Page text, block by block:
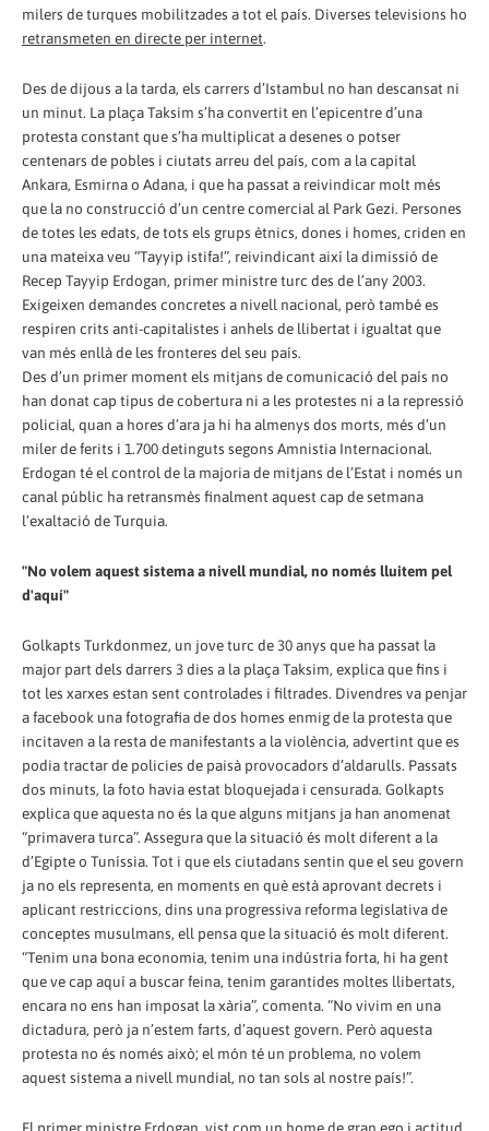
milers de turques mobilitzades a tot el país. Diverses televisions ho
retransmeten en directe per internet.
Des de dijous a la tarda, els carrers d’Istambul no han descansat ni
un minut. La plaça Taksim s’ha convertit en l’epicentre d’una
protesta constant que s’ha multiplicat a desenes o potser
centenars de pobles i ciutats arreu del país, com a la capital
Ankara, Esmirna o Adana, i que ha passat a reivindicar molt més
que la no construcció d’un centre comercial al Park Gezi. Persones
de totes les edats, de tots els grups ètnics, dones i homes, criden en
una mateixa veu “Tayyip istifa!”, reivindicant així la dimissió de
Recep Tayyip Erdogan, primer ministre turc des de l’any 2003.
Exigeixen demandes concretes a nivell nacional, però també es
respiren crits anti-capitalistes i anhels de llibertat i igualtat que
van més enllà de les fronteres del seu país.
Des d’un primer moment els mitjans de comunicació del país no
han donat cap tipus de cobertura ni a les protestes ni a la repressió
policial, quan a hores d’ara ja hi ha almenys dos morts, més d’un
miler de ferits i 1.700 detinguts segons Amnistia Internacional.
Erdogan té el control de la majoria de mitjans de l’Estat i només un
canal públic ha retransmès finalment aquest cap de setmana
l’exaltació de Turquia.
"No volem aquest sistema a nivell mundial, no només lluitem pel
d'aquí"
Golkapts Turkdonmez, un jove turc de 30 anys que ha passat la
major part dels darrers 3 dies a la plaça Taksim, explica que fins i
tot les xarxes estan sent controlades i filtrades. Divendres va penjar
a facebook una fotografia de dos homes enmig de la protesta que
incitaven a la resta de manifestants a la violència, advertint que es
podia tractar de policies de paisà provocadors d’aldarulls. Passats
dos minuts, la foto havia estat bloquejada i censurada. Golkapts
explica que aquesta no és la que alguns mitjans ja han anomenat
“primavera turca”. Assegura que la situació és molt diferent a la
d’Egipte o Tuníssia. Tot i que els ciutadans sentin que el seu govern
ja no els representa, en moments en què està aprovant decrets i
aplicant restriccions, dins una progressiva reforma legislativa de
conceptes musulmans, ell pensa que la situació és molt diferent.
“Tenim una bona economia, tenim una indústria forta, hi ha gent
que ve cap aquí a buscar feina, tenim garantides moltes llibertats,
encara no ens han imposat la xària”, comenta. “No vivim en una
dictadura, però ja n’estem farts, d’aquest govern. Però aquesta
protesta no és només això; el món té un problema, no volem
aquest sistema a nivell mundial, no tan sols al nostre país!”.
El primer ministre Erdogan, vist com un home de gran ego i actitud